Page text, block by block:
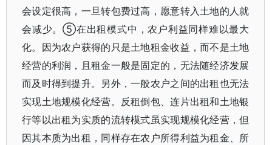
会设定很高，一旦转包费过高，愿意转入土地的人就
会减少。⑤在出租模式中，农户利益同样难以最大
化。因为农户获得的只是土地租金收益，而不是土地
经营的利润，且租金一般是固定的，无法随经济发展
而及时得到提升。另外，一般农户之间的出租也无法
实现土地规模化经营。反租倒包、连片出租和土地银
行等以出租为实质的流转模式虽实现规模化经营，但
因其本质为出租，同样存在农户所得利益为租金、所